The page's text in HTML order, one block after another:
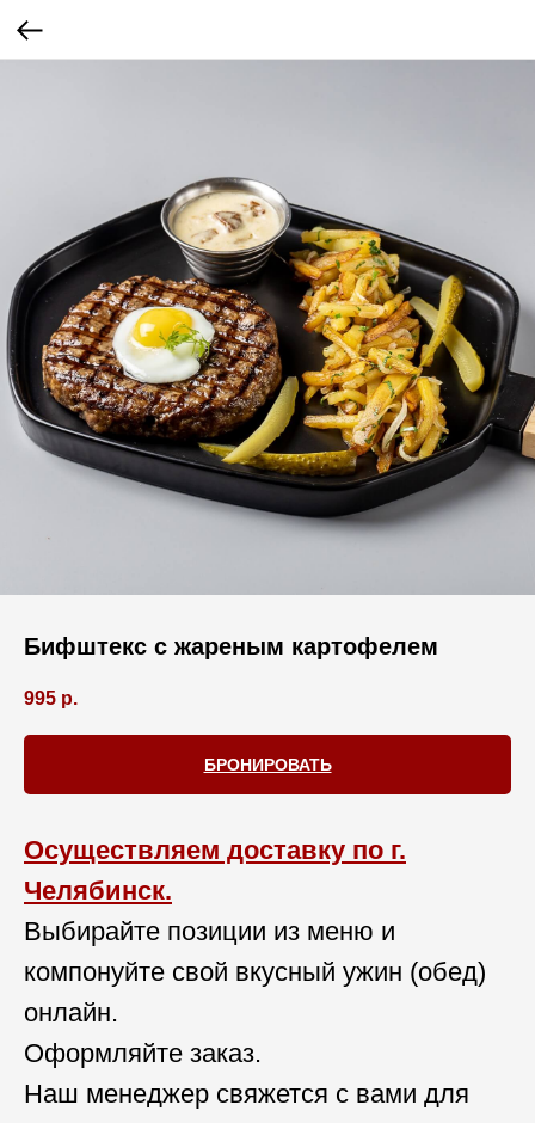
Бифштекс с жареным картофелем
995 р.
БРОНИРОВАТЬ
Осуществляем доставку по г.
Челябинск.
Выбирайте позиции из меню и
компонуйте свой вкусный ужин (обед)
онлайн.
Оформляйте заказ.
Наш менеджер свяжется с вами для